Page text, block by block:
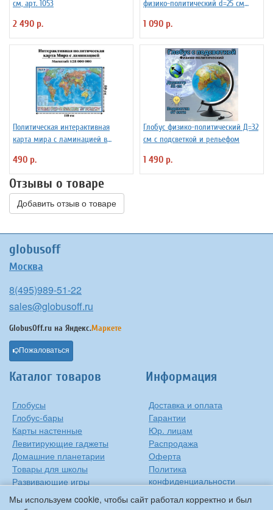
Мы используем cookie, чтобы сайт работал корректно и был
см, арт. 1053
2 490 р.
физико-политический d=25 см
1 090 р.
Политическая интерактивная
карта мира с ламинацией в
490 р.
Глобус физико-политический Д=32
см с подсветкой и рельефом
1 490 р.
Отзывы о товаре
Добавить отзыв о товаре
globusoff
Москва
8(495)989-51-22
sales@globusoff.ru
GlobusOff.ru на Яндекс.Маркете
Пожаловаться
Каталог товаров
Глобусы
Глобус-бары
Карты настенные
Левитирующие гаджеты
Домашние планетарии
Товары для школы
Развивающие игры
Оригинальные игрушки
Подарки на Новый Год
Информация
Доставка и оплата
Гарантии
Юр. лицам
Распродажа
Оферта
Политика
конфиденциальности
О компании